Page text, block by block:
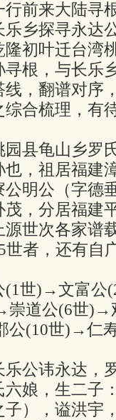
行前来大陆寻
乐乡探寻永达
隆初叶迁台湾
寻根，与长乐
线，翻谱对序
综合梳理，有
龟山乡罗氏
也，祖居福建
公明公（字德
茂，分居福建
源世次各家谱
世者，还有自
世)→文富公
崇道公(6世
公(10世)→仁
讳永达，罗
六娘，生二子
子），谥洪